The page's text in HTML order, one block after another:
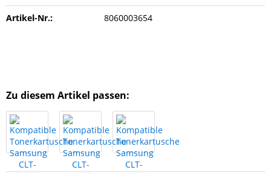
Artikel-Nr.: 8060003654
Zu diesem Artikel passen: